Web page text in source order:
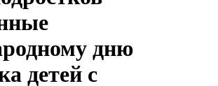
дню
детей с